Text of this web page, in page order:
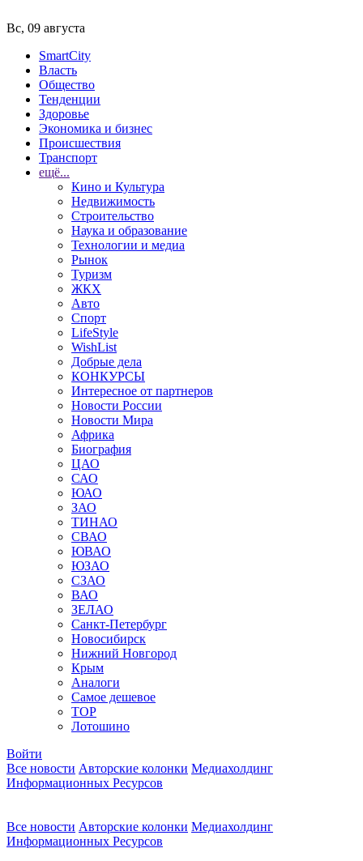
Вс, 09 августа
SmartCity
Власть
Общество
Тенденции
Здоровье
Экономика и бизнес
Происшествия
Транспорт
ещё...
Кино и Культура
Недвижимость
Строительство
Наука и образование
Технологии и медиа
Рынок
Туризм
ЖКХ
Авто
Спорт
LifeStyle
WishList
Добрые дела
КОНКУРСЫ
Интересное от партнеров
Новости России
Новости Мира
Африка
Биография
ЦАО
САО
ЮАО
ЗАО
ТИНАО
СВАО
ЮВАО
ЮЗАО
СЗАО
ВАО
ЗЕЛАО
Санкт-Петербург
Новосибирск
Нижний Новгород
Крым
Аналоги
Самое дешевое
TOP
Лотошино
Войти
Все новости Авторские колонки Медиахолдинг
Информационных Ресурсов
Все новости Авторские колонки Медиахолдинг
Информационных Ресурсов